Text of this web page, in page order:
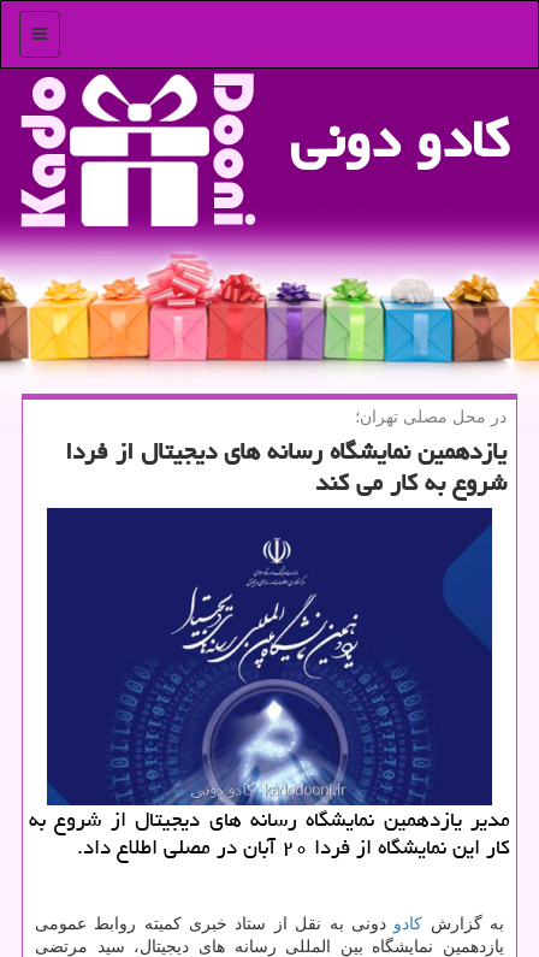
منو
كادو دونی
در محل مصلی تهران؛
یازدهمین نمایشگاه رسانه های دیجیتال از فردا
شروع به كار می كند
مدیر یازدهمین نمایشگاه رسانه های دیجیتال از شروع به
كار این نمایشگاه از فردا ۲۰ آبان در مصلی اطلاع داد.
به گزارش كادو دونی به نقل از ستاد خبری كمیته روابط عمومی
یازدهمین نمایشگاه بین المللی رسانه های دیجیتال، سید مرتضی